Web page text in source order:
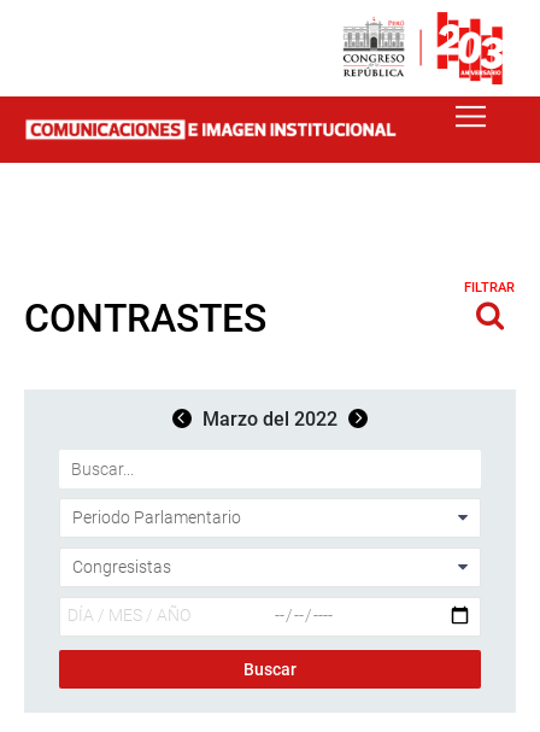
CONTRASTES
FILTRAR
Marzo del 2022